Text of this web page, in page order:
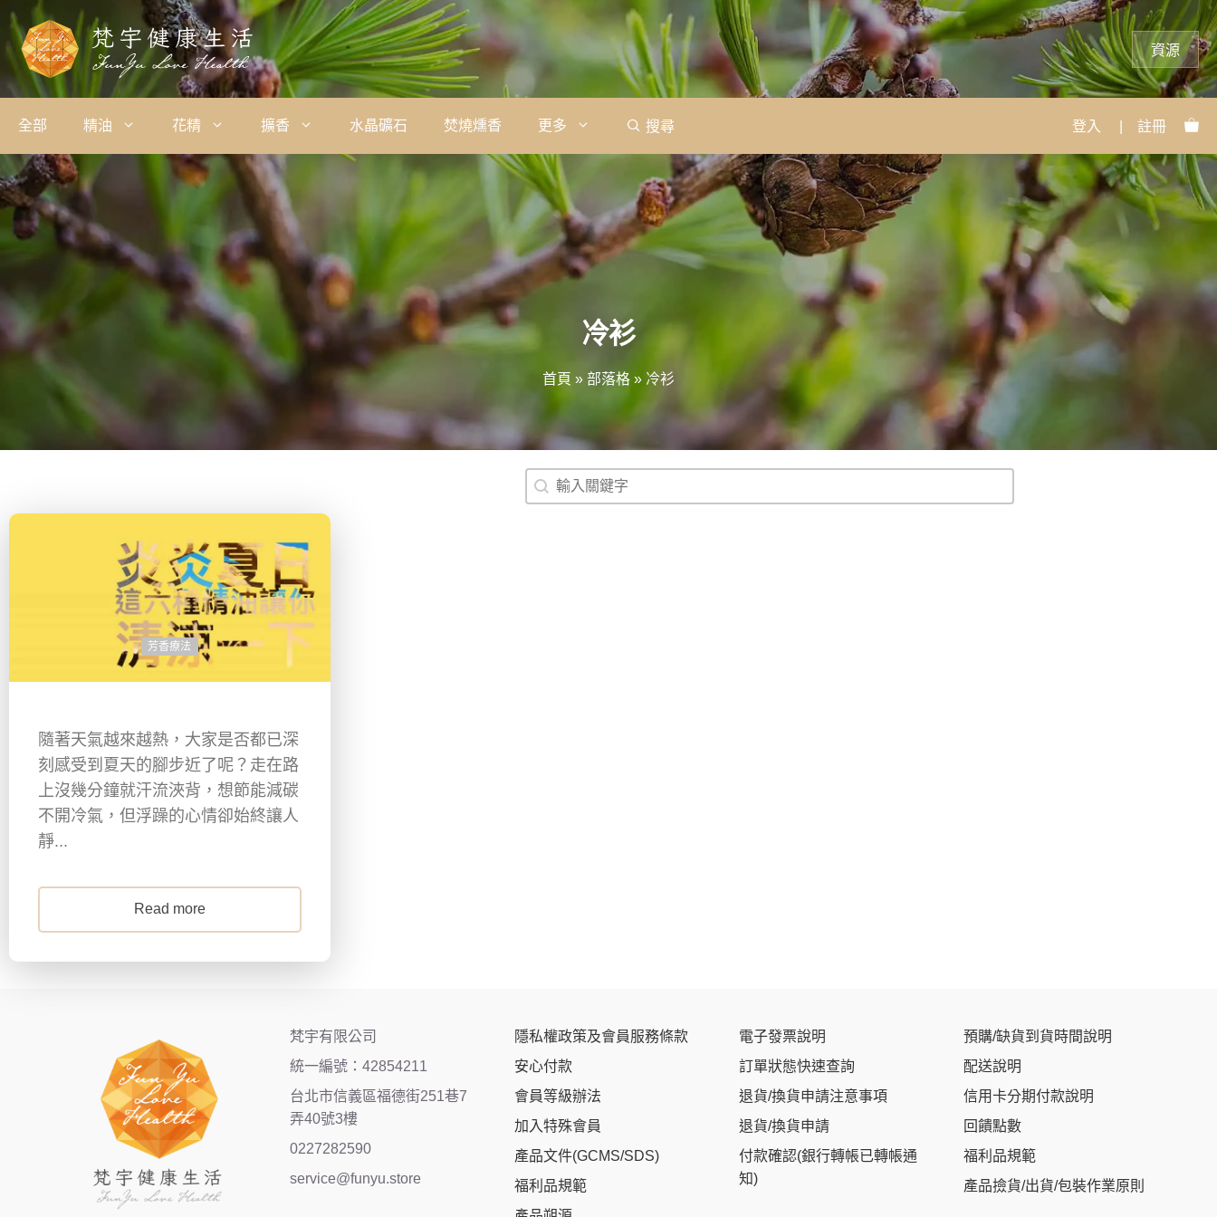
資源
全部 精油 花精 擴香 水晶礦石 焚燒燻香 更多 搜尋 登入 註冊
冷衫
首頁 » 部落格 » 冷衫
搜尋
Search content
芳香療法
隨著天氣越來越熱，大家是否都已深
刻感受到夏天的腳步近了呢？走在路
上沒幾分鐘就汗流浹背，想節能減碳
不開冷氣，但浮躁的心情卻始終讓人
靜...
Read more
梵宇有限公司
統一編號：42854211
台北市信義區福德街251巷7
弄40號3樓
0227282590
service@funyu.store
隱私權政策及會員服務條款
安心付款
會員等級辦法
加入特殊會員
產品文件(GCMS/SDS)
福利品規範
電子發票說明
訂單狀態快速查詢
退貨/換貨申請注意事項
退貨/換貨申請
付款確認(銀行轉帳已轉帳通
知)
預購/缺貨到貨時間說明
配送說明
信用卡分期付款說明
回饋點數
福利品規範
產品撿貨/出貨/包裝作業原則